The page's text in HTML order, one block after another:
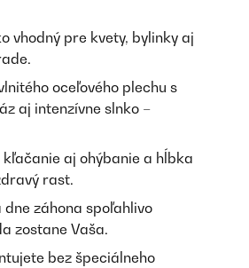
vhodný pre kvety, bylinky aj
oceľového plechu s
aj intenzívne slnko –
aj ohýbanie a hĺbka
rast.
záhona spoľahlivo
zostane Vaša.
bez špeciálneho